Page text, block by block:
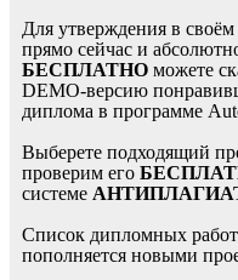
Для утверждения в
прямо сейчас и
БЕСПЛАТНО можете
DEMO-версию
диплома в программе
Выберете подходящий
проверим его
системе
Список дипломных
пополняется новыми